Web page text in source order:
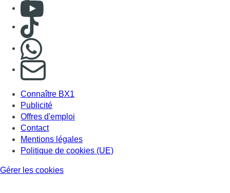
Consulter Youtube
Consulter TikTok
S'abonner à notre newsletter
Connaître BX1
Publicité
Offres d'emploi
Contact
Mentions légales
Politique de cookies (UE)
Gérer les cookies